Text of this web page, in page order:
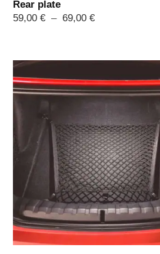
Rear plate
59,00 € – 69,00 €Plage
à